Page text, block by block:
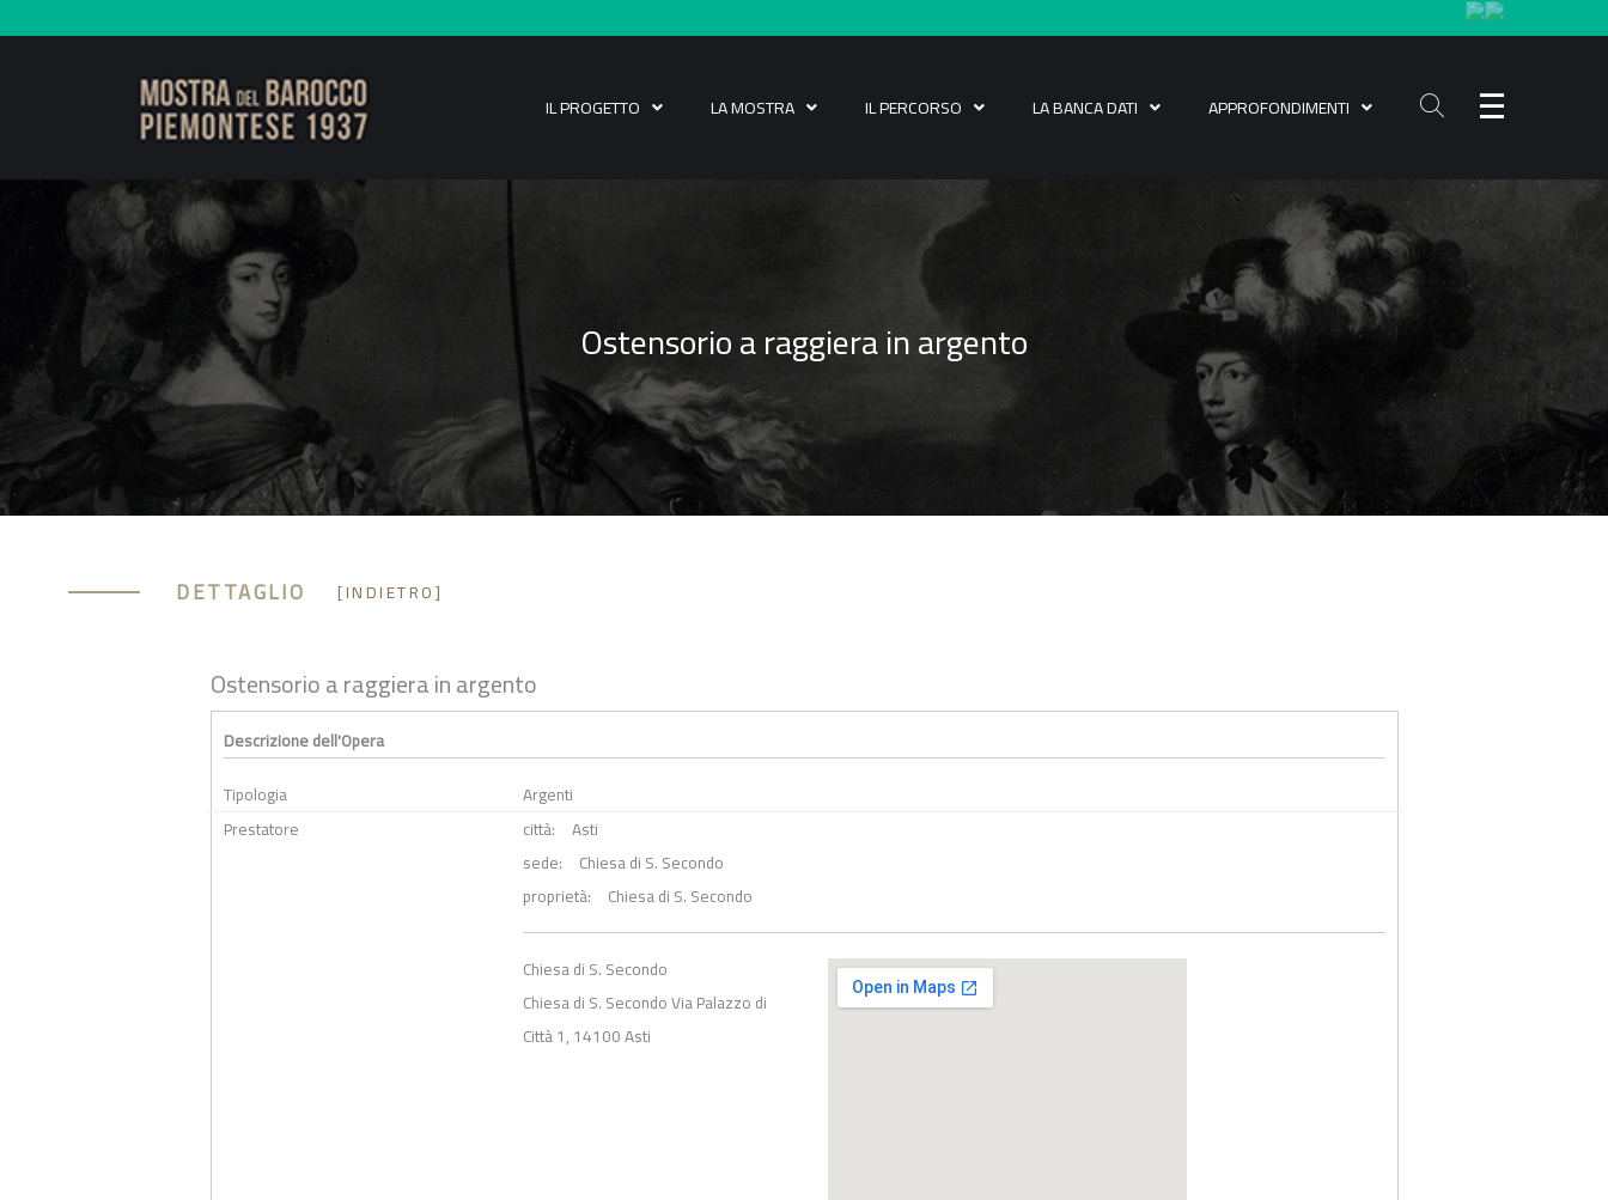
IL PROGETTO LA MOSTRA IL PERCORSO LA BANCA DATI APPROFONDIMENTI
Ostensorio a raggiera in argento
DETTAGLIO [INDIETRO]
Ostensorio a raggiera in argento
Descrizione dell'Opera
Tipologia
Argenti
Prestatore
città: Asti
sede: Chiesa di S. Secondo
proprietà: Chiesa di S. Secondo
Chiesa di S. Secondo
Chiesa di S. Secondo Via Palazzo di
Città 1, 14100 Asti